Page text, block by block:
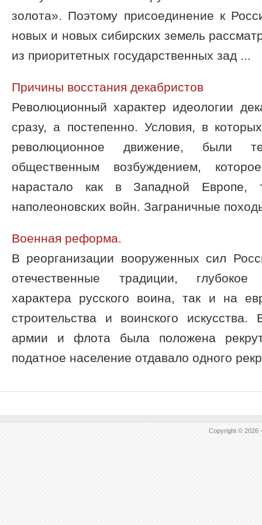
золота». Поэтому присоединение к
новых и новых сибирских земель
из приоритетных государственных зад ...
Причины восстания декабристов
Революционный характер идеологии
сразу, а постепенно. Условия, в
революционное движение, были
общественным возбуждением,
нарастало как в Западной
наполеоновских войн. Заграничные
Военная реформа.
В реорганизации вооруженных сил
отечественные традиции, глубокое
характера русского воина, так и на
строительства и воинского искусства.
армии и флота была положена
податное население отдавало одного
Copyright © 2026